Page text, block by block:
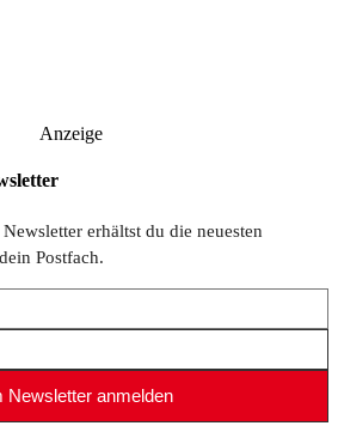
Anzeige
erhältst du die neuesten
Postfach.